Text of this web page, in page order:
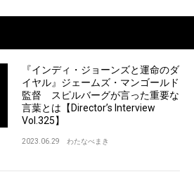
『インディ・ジョーンズと運命のダ
イヤル』ジェームズ・マンゴールド
監督 スピルバーグが言った重要な
言葉とは【Director’s Interview
Vol.325】
2023.06.29 わたなべまき